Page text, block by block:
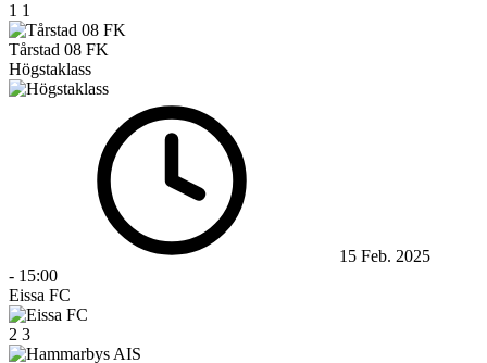
1 1
Tårstad 08 FK
Högstaklass
15 Feb. 2025
- 15:00
Eissa FC
2 3